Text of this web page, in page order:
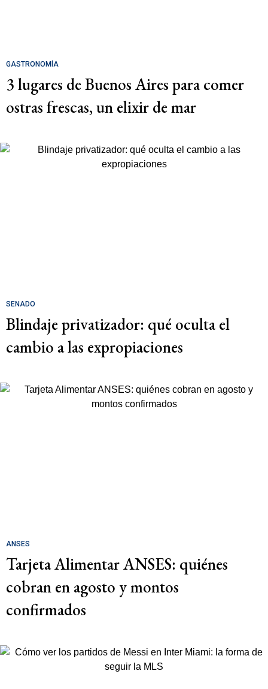
GASTRONOMÍA
3 lugares de Buenos Aires para comer
ostras frescas, un elixir de mar
SENADO
Blindaje privatizador: qué oculta el
cambio a las expropiaciones
ANSES
Tarjeta Alimentar ANSES: quiénes
cobran en agosto y montos
confirmados